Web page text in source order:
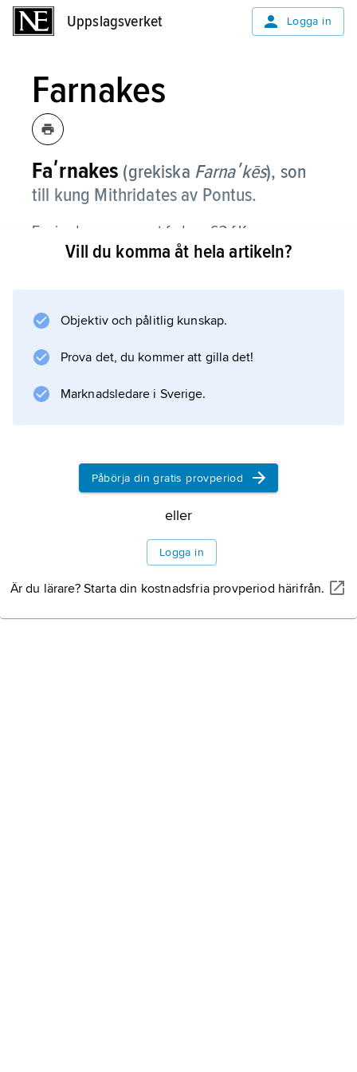
Uppslagsverket Logga in
Farnakes
Faʹrnakes (grekiska Farnaʹkēs), son
till kung Mithridates av Pontus.
F. gjorde uppror mot fadern 63 f.Kr.,
utlämnade efter dennes självmord hans lik till
Pompejus död återupprätta faderns rike i
f.Kr. (jämför
, vidi, vici) och stupade samma
Information om artikeln
Vill du komma åt hela artikeln?
Objektiv och pålitlig kunskap.
Prova det, du kommer att gilla det!
Marknadsledare i Sverige.
Påbörja din gratis provperiod
eller
Logga in
Är du lärare? Starta din kostnadsfria provperiod härifrån.